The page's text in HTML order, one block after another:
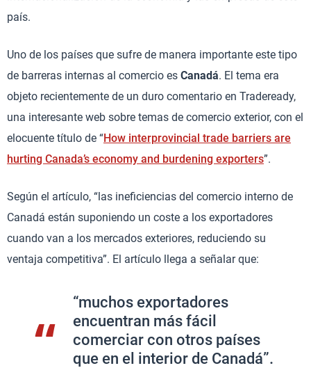
país.
Uno de los países que sufre de manera importante este tipo
de barreras internas al comercio es Canadá. El tema era
objeto recientemente de un duro comentario en Tradeready,
una interesante web sobre temas de comercio exterior, con el
elocuente título de “How interprovincial trade barriers are
hurting Canada’s economy and burdening exporters”.
Según el artículo, “las ineficiencias del comercio interno de
Canadá están suponiendo un coste a los exportadores
cuando van a los mercados exteriores, reduciendo su
ventaja competitiva”. El artículo llega a señalar que:
“muchos exportadores
encuentran más fácil
comerciar con otros países
que en el interior de Canadá”.